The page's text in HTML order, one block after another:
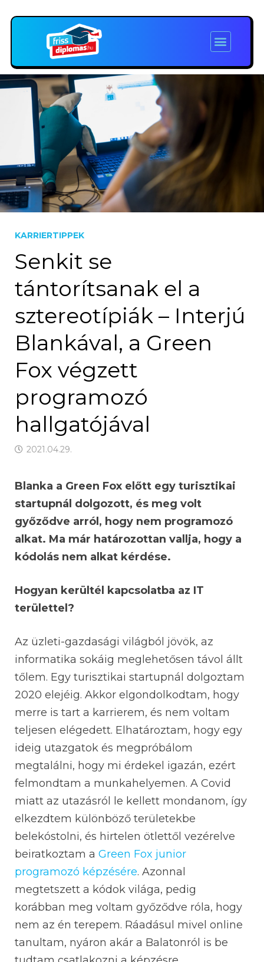
KARRIERTIPPEK
Senkit se
tántorítsanak el a
sztereotípiák – Interjú
Blankával, a Green
Fox végzett
programozó
hallgatójával
2021.04.29.
Blanka a Green Fox előtt egy turisztikai
startupnál dolgozott, és meg volt
győződve arról, hogy nem programozó
alkat. Ma már határozottan vallja, hogy a
kódolás nem alkat kérdése.
Hogyan kerültél kapcsolatba az IT
területtel?
Az üzleti-gazdasági világból jövök, az
informatika sokáig meglehetősen távol állt
tőlem. Egy turisztikai startupnál dolgoztam
2020 elejéig. Akkor elgondolkodtam, hogy
merre is tart a karrierem, és nem voltam
teljesen elégedett. Elhatároztam, hogy egy
ideig utazgatok és megpróbálom
megtalálni, hogy mi érdekel igazán, ezért
felmondtam a munkahelyemen. A Covid
miatt az utazásról le kellett mondanom, így
elkezdtem különböző területekbe
belekóstolni, és hirtelen ötlettől vezérelve
beiratkoztam a Green Fox junior
programozó képzésére. Azonnal
megtetszett a kódok világa, pedig
korábban meg voltam győződve róla, hogy
nem az én terepem. Ráadásul mivel online
tanultam, nyáron akár a Balatonról is be